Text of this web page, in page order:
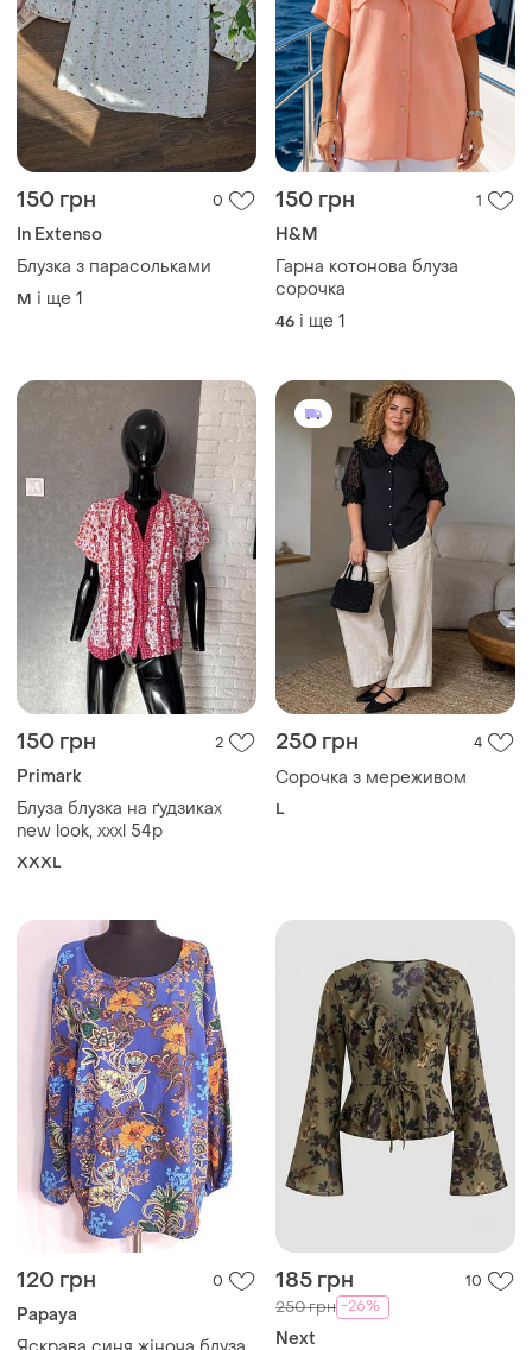
150 грн 0
In Extenso
Блузка з парасольками
M і ще
150 грн 1
H&M
Гарна котонова блуза
сорочка
і ще 1
150 грн 2
Primark
Блуза блузка на ґудзиках
new look, xxxl 54р
XXXL
250 грн
Сорочка з мереживом
120 грн 0
Papaya
Яскрава синя жіноча блуза
туніка зі східним квітковим
принтом papaya розмір uk
18 2xl
185 грн 10
250 грн -26%
Next
на завязках батал plus size
next uk 14 xl 42 🔥🔥🔥
L і ще 1